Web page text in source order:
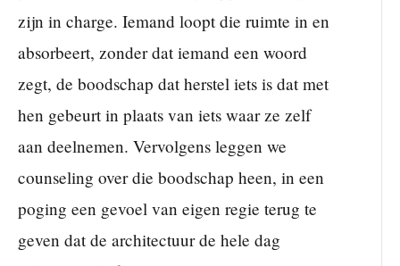
zijn in charge. Iemand loopt die ruimte in en
absorbeert, zonder dat iemand een woord
zegt, de boodschap dat herstel iets is dat met
hen gebeurt in plaats van iets waar ze zelf
aan deelnemen. Vervolgens leggen we
counseling over die boodschap heen, in een
poging een gevoel van eigen regie terug te
geven dat de architectuur de hele dag